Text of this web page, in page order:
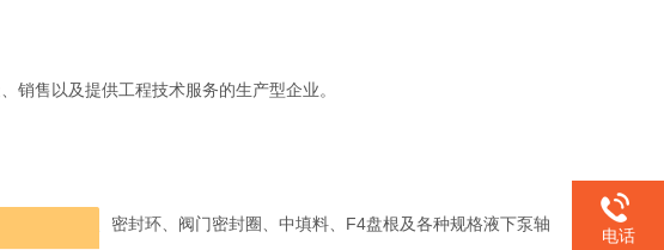
售以及提供工程技术服务的生产型企业。
带、垫圈、密封环、阀门密封圈、中填料、F4盘根及各种规格液下泵轴
电话